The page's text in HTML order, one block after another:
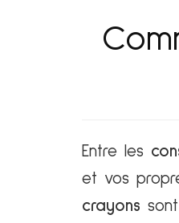
Entre les
et vos
crayons